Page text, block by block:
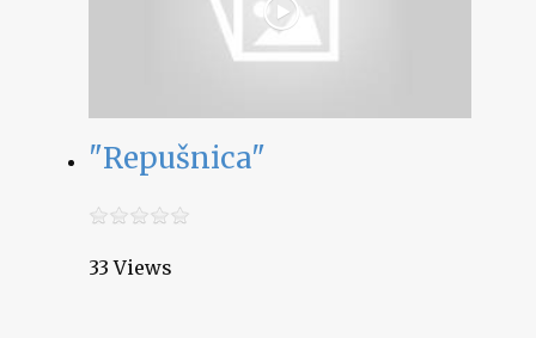
"Repušnica"
33 Views